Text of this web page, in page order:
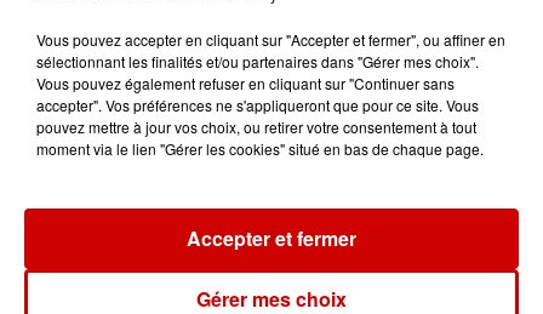
Destination Vacances - Gagnez
votre séjour en famille au cœur
de la...
Newsletter
Vous pouvez accepter en cliquant sur "Accepter et fermer", ou affiner en
sélectionnant les finalités et/ou partenaires dans "Gérer mes choix".
Vous pouvez également refuser en cliquant sur "Continuer sans
accepter". Vos préférences ne s'appliqueront que pour ce site. Vous
pouvez mettre à jour vos choix, ou retirer votre consentement à tout
moment via le lien "Gérer les cookies" situé en bas de chaque page.
Gérer mes choix
Accepter et fermer